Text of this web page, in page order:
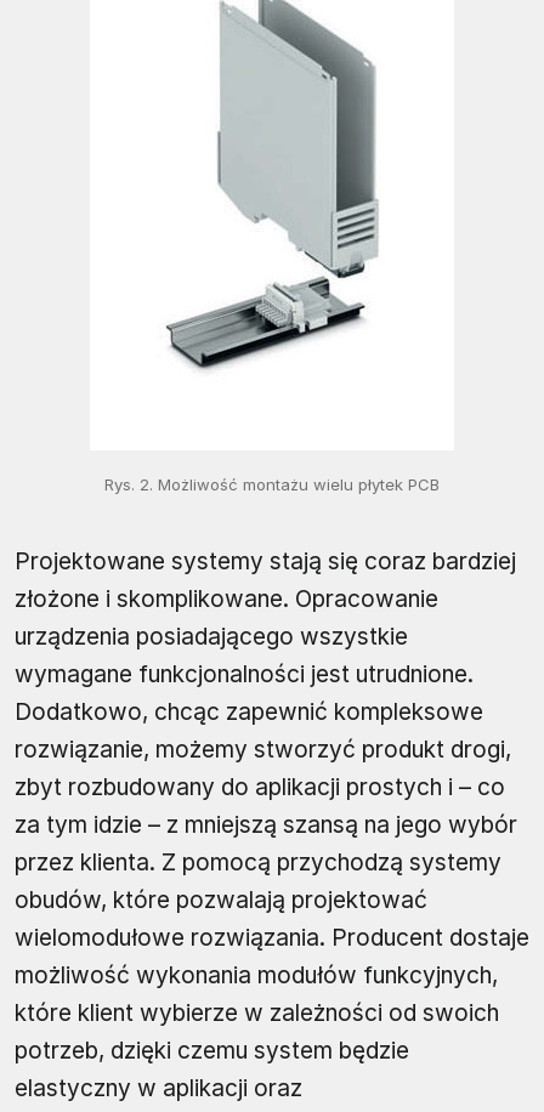
Rys. 2. Możliwość montażu wielu płytek PCB
Projektowane systemy stają się coraz bardziej
złożone i skomplikowane. Opracowanie
urządzenia posiadającego wszystkie
wymagane funkcjonalności jest utrudnione.
Dodatkowo, chcąc zapewnić kompleksowe
rozwiązanie, możemy stworzyć produkt drogi,
zbyt rozbudowany do aplikacji prostych i – co
za tym idzie – z mniejszą szansą na jego wybór
przez klienta. Z pomocą przychodzą systemy
obudów, które pozwalają projektować
wielomodułowe rozwiązania. Producent dostaje
możliwość wykonania modułów funkcyjnych,
które klient wybierze w zależności od swoich
potrzeb, dzięki czemu system będzie
elastyczny w aplikacji oraz